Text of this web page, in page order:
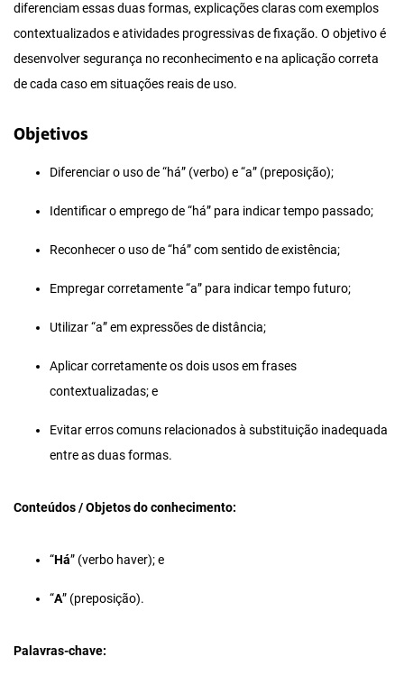
diferenciam essas duas formas, explicações claras com exemplos
contextualizados e atividades progressivas de fixação. O objetivo é
desenvolver segurança no reconhecimento e na aplicação correta
de cada caso em situações reais de uso.
Objetivos
Diferenciar o uso de “há” (verbo) e “a” (preposição);
Identificar o emprego de “há” para indicar tempo passado;
Reconhecer o uso de “há” com sentido de existência;
Empregar corretamente “a” para indicar tempo futuro;
Utilizar “a” em expressões de distância;
Aplicar corretamente os dois usos em frases
contextualizadas; e
Evitar erros comuns relacionados à substituição inadequada
entre as duas formas.
Conteúdos / Objetos do conhecimento:
“Há” (verbo haver); e
“A” (preposição).
Palavras-chave: